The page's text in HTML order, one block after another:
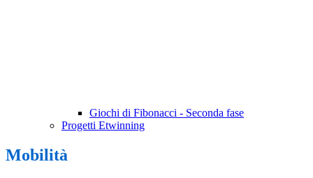
Giochi di Fibonacci - Seconda fase
Progetti Etwinning
Mobilità